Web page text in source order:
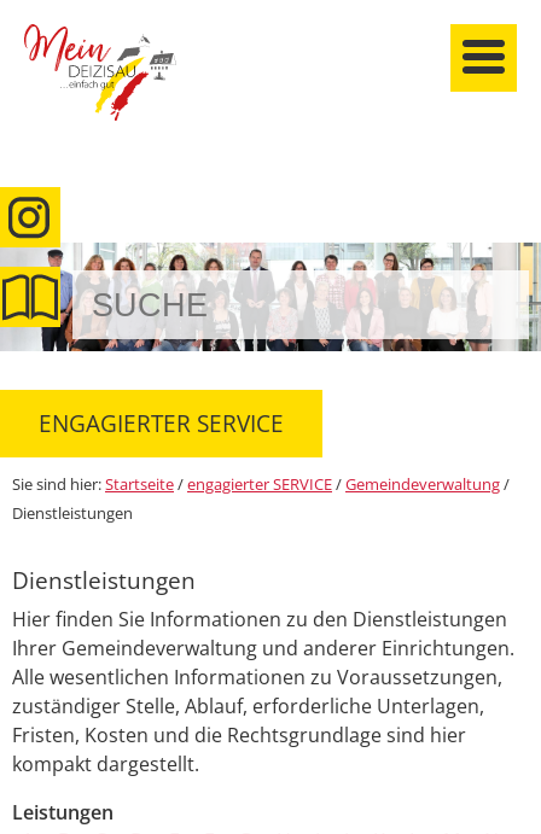
anmelden
ENGAGIERTER SERVICE
Sie sind hier:Startseite/engagierter SERVICE/Gemeindeverwaltung/
Dienstleistungen
Dienstleistungen
Hier finden Sie Informationen zu den Dienstleistungen
Ihrer Gemeindeverwaltung und anderer Einrichtungen.
Alle wesentlichen Informationen zu Voraussetzungen,
zuständiger Stelle, Ablauf, erforderliche Unterlagen,
Fristen, Kosten und die Rechtsgrundlage sind hier
kompakt dargestellt.
Leistungen